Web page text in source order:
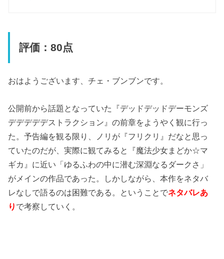
評価：80点
おはようございます、チェ・ブンブンです。
公開前から話題となっていた『デッドデッドデーモンズ
デデデデデストラクション』の前章をようやく観に行っ
た。予告編を観る限り、ノリが『フリクリ』だなと思っ
ていたのだが、実際に観てみると『魔法少女まどか☆マ
ギカ』に近い「ゆるふわの中に潜む深淵なるダークさ」
がメインの作品であった。しかしながら、本作をネタバ
レなしで語るのは困難である。ということでネタバレあ
り で考察していく。